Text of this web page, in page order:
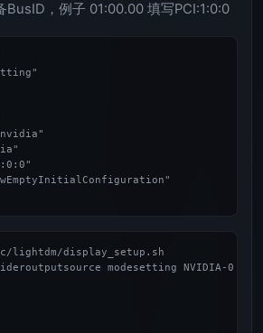
BusID，例子 01:00.00 填写PCI:1:0:0
lightdm/display_setup.sh
modesetting NVIDIA-0